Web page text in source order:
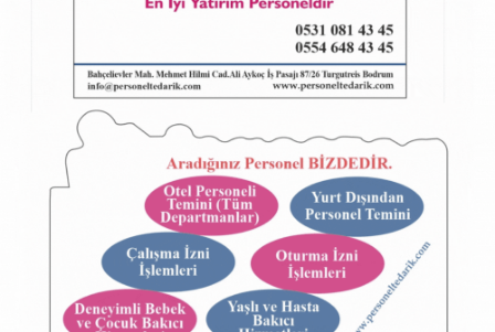
09.02.2026 - 16:54, Güncelleme: 09.02.2026 - 16:54
27470+ kez okundu.
ABONE OL